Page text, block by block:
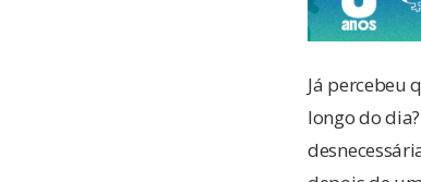
Já percebeu
longo do